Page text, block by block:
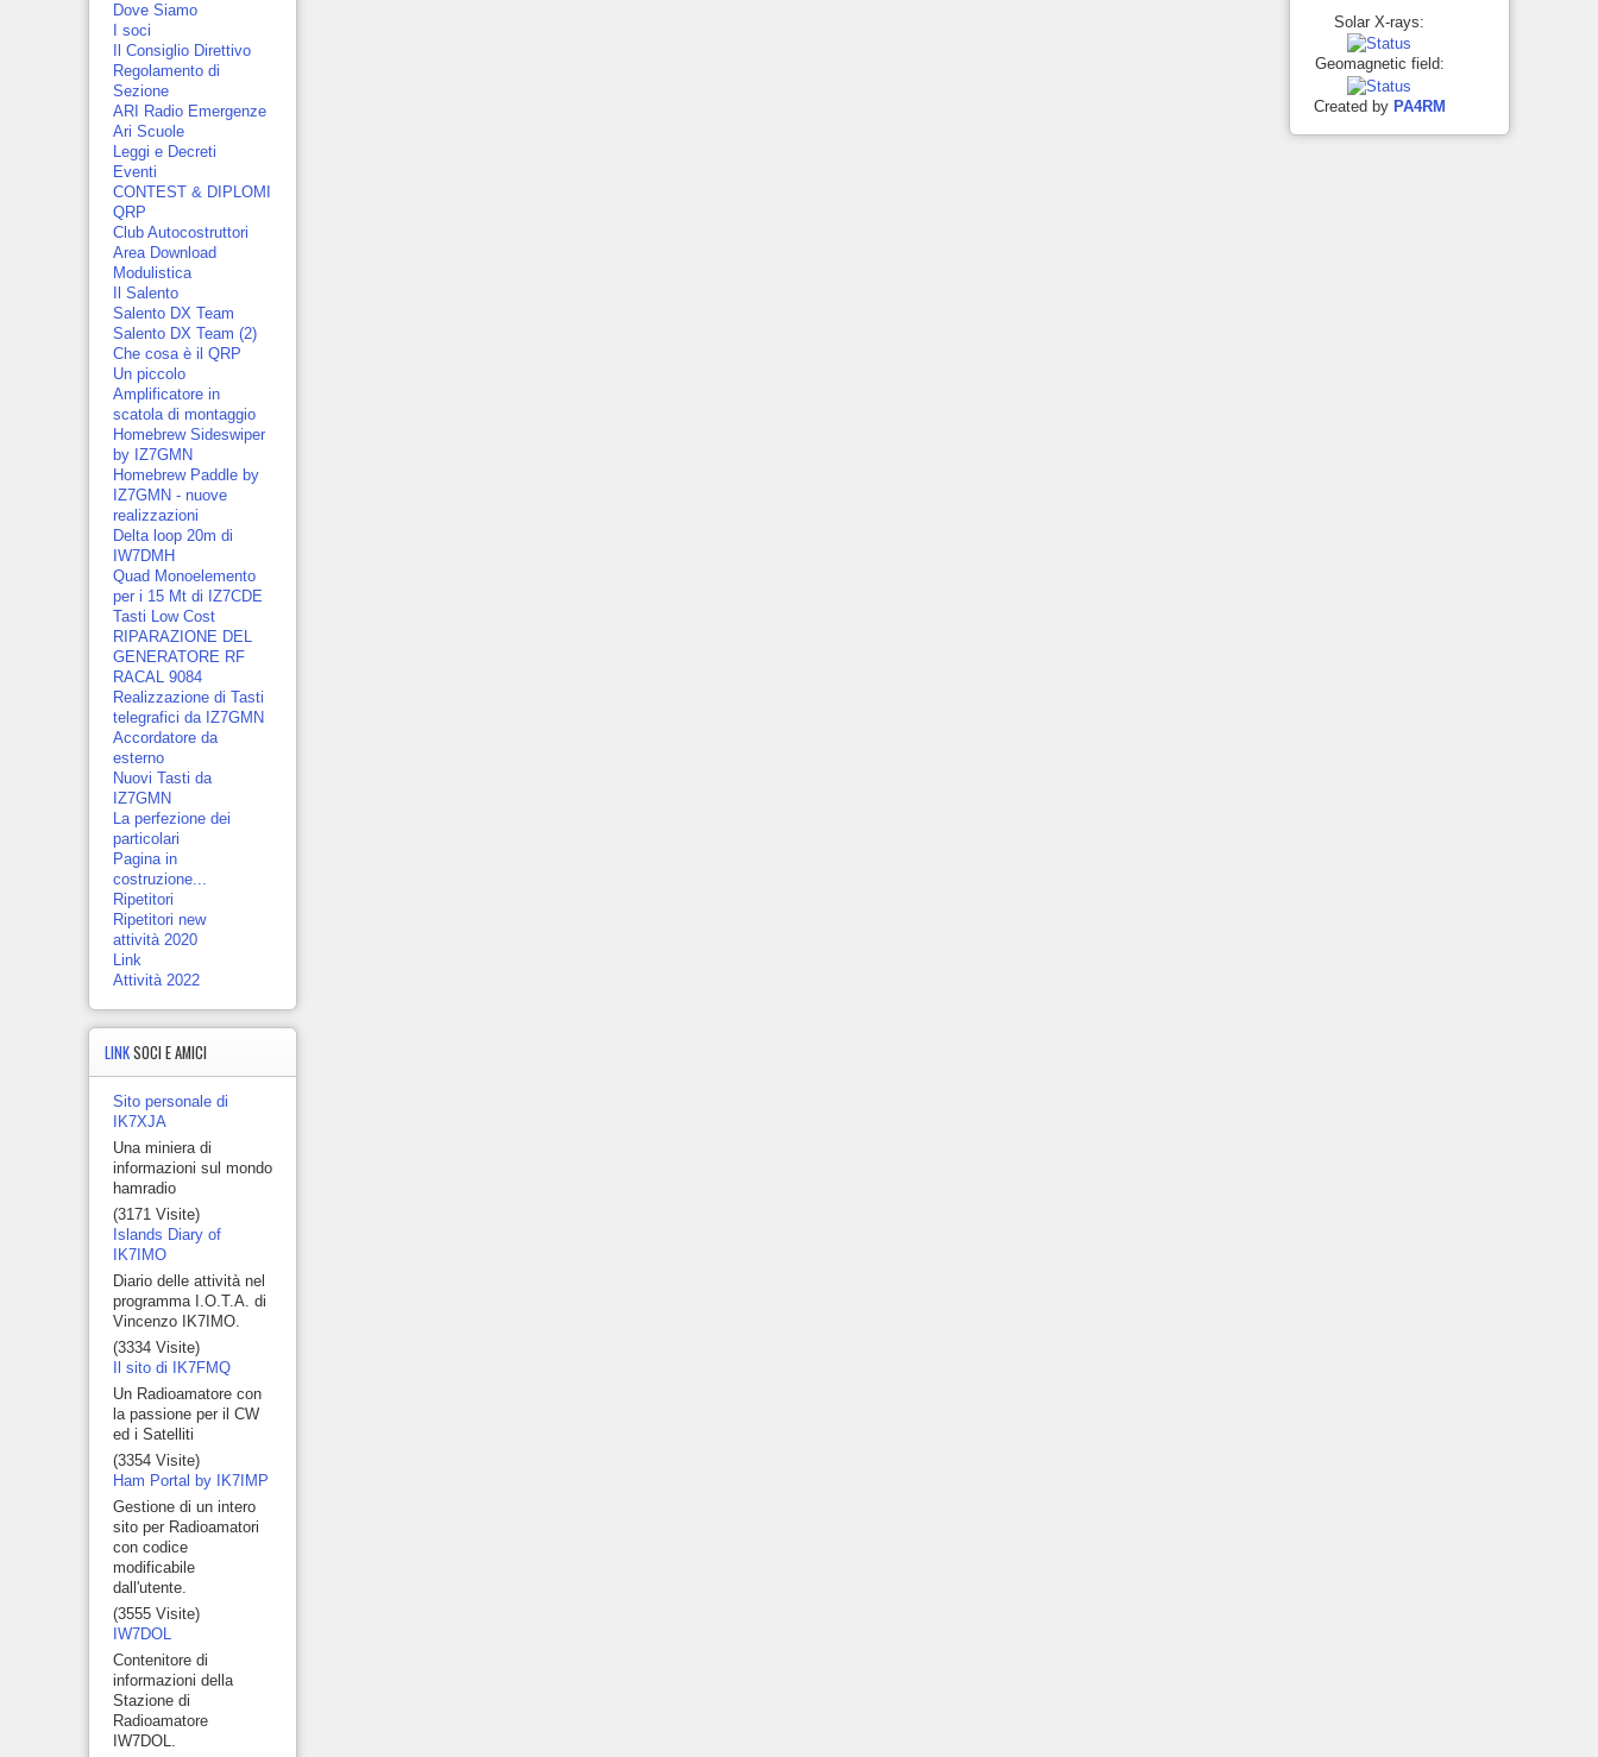
Dove Siamo
I soci
Il Consiglio Direttivo
Regolamento di
Sezione
ARI Radio Emergenze
Ari Scuole
Leggi e Decreti
Eventi
CONTEST & DIPLOMI
QRP
Club Autocostruttori
Area Download
Modulistica
Il Salento
Salento DX Team
Salento DX Team (2)
Che cosa è il QRP
Un piccolo
Amplificatore in
scatola di montaggio
Homebrew Sideswiper
by IZ7GMN
Homebrew Paddle by
IZ7GMN - nuove
realizzazioni
Delta loop 20m di
IW7DMH
Quad Monoelemento
per i 15 Mt di IZ7CDE
Tasti Low Cost
RIPARAZIONE DEL
GENERATORE RF
RACAL 9084
Realizzazione di Tasti
telegrafici da IZ7GMN
Accordatore da
esterno
Nuovi Tasti da
IZ7GMN
La perfezione dei
particolari
Pagina in
costruzione...
Ripetitori
Ripetitori new
attività 2020
Link
Attività 2022
LINKSOCI E AMICI
Sito personale di
IK7XJA
Una miniera di
informazioni sul mondo
hamradio
(3171 Visite)
Islands Diary of
IK7IMO
Diario delle attività nel
programma I.O.T.A. di
Vincenzo IK7IMO.
(3334 Visite)
Il sito di IK7FMQ
Un Radioamatore con
la passione per il CW
ed i Satelliti
(3354 Visite)
Ham Portal by IK7IMP
Gestione di un intero
sito per Radioamatori
con codice
modificabile
dall'utente.
(3555 Visite)
IW7DOL
Contenitore di
informazioni della
Stazione di
Radioamatore
IW7DOL.
Solar X-rays:
Geomagnetic field:
Created by PA4RM